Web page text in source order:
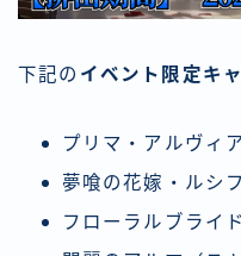
下記の イベント限定キ
プリマ・アルヴィ
夢喰の花嫁・ルシ
フローラルブライ